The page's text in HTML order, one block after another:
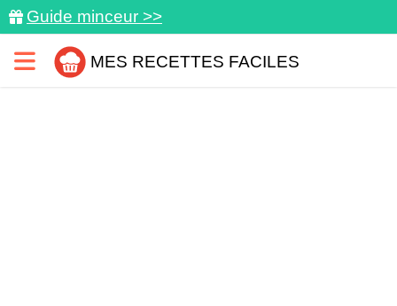
Guide minceur >>
MES RECETTES FACILES